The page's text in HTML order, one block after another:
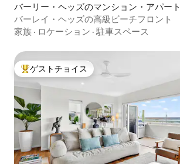
バーリー・ヘッズのマンション・アパート
バーレイ・ヘッズの高級ビーチフロント
家族 · ロケーション ·駐車スペース
大好評のゲストチョイスです。
ゲストチョイス